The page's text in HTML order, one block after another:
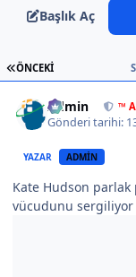
Başlık Aç
İLK SAYFA
ÖNCEKI
Admin ™
Gönderi tarihi:
YAZAR ADMIN
Kate Hudson
vücudunu sergiliyor